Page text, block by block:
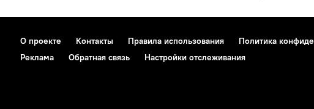
О проекте Контакты Правила использования Политика
Реклама
Обратная связь Настройки отслеживания